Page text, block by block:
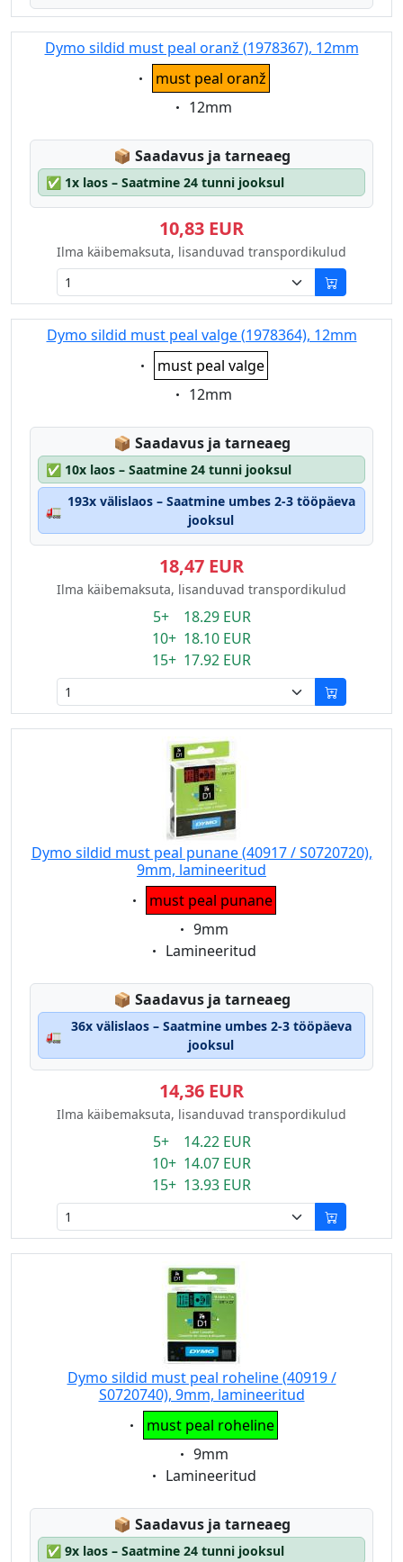
Dymo sildid must peal oranž (1978367), 12mm
Eigenschaft:
must peal oranž
Eigenschaft:
12mm
📦 Lagerstatus:
Saadavus ja tarneaeg
✅ 1x laos – Saatmine 24 tunni jooksul
10,83 EUR
Ilma käibemaksuta, lisanduvad transpordikulud
Dymo sildid must peal valge (1978364), 12mm
Eigenschaft:
must peal valge
Eigenschaft:
12mm
📦 Lagerstatus:
Saadavus ja tarneaeg
✅ 10x laos – Saatmine 24 tunni jooksul
🚛
193x välislaos – Saatmine umbes 2-3 tööpäeva
jooksul
18,47 EUR
Ilma käibemaksuta, lisanduvad transpordikulud
5+ 18.29 EUR
10+ 18.10 EUR
15+ 17.92 EUR
Dymo sildid must peal punane (40917 / S0720720),
9mm, lamineeritud
Eigenschaft:
must peal punane
Eigenschaft:
9mm
Eigenschaft:
Lamineeritud
📦 Lagerstatus:
Saadavus ja tarneaeg
🚛
36x välislaos – Saatmine umbes 2-3 tööpäeva
jooksul
14,36 EUR
Ilma käibemaksuta, lisanduvad transpordikulud
5+ 14.22 EUR
10+ 14.07 EUR
15+ 13.93 EUR
Dymo sildid must peal roheline (40919 /
S0720740), 9mm, lamineeritud
Eigenschaft:
must peal roheline
Eigenschaft:
9mm
Eigenschaft:
Lamineeritud
📦 Lagerstatus:
Saadavus ja tarneaeg
✅ 9x laos – Saatmine 24 tunni jooksul